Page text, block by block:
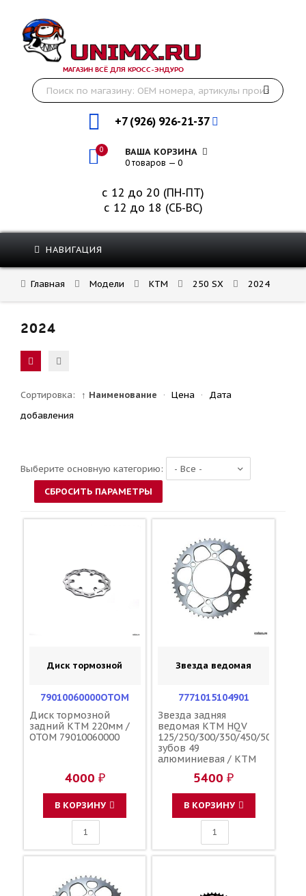
МАГАЗИН ВСЁ ДЛЯ КРОСС-ЭНДУРО
+7 (926) 926-21-37
0 ВАША КОРЗИНА
0 товаров — 0
с 12 до 20 (ПН-ПТ)
с 12 до 18 (СБ-ВС)
НАВИГАЦИЯ
Главная Модели KTM 250 SX 2024
2024
Сортировка: ↑ Наименование · Цена ·
Дата
добавления
Выберите основную категорию:
Диск тормозной
79010060000OTOM
Диск тормозной
задний KTM 220мм /
OTOM 79010060000
4000 ₽
В КОРЗИНУ
Звезда ведомая
7771015104901
Звезда задняя
ведомая KTM HQV
125/250/300/350/450/500
зубов 49
алюминиевая / KTM
5400 ₽
В КОРЗИНУ